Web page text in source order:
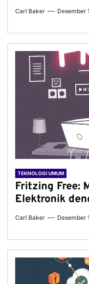
Carl Baker Desember
TEKNOLOGI UMUM
Fritzing Free:
Elektronik
Carl Baker Desember